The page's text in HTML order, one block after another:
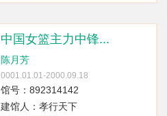
中国女篮主力中锋...
陈月芳
0001.01.01-2000.09.18
馆号：892314142
建馆人：孝行天下